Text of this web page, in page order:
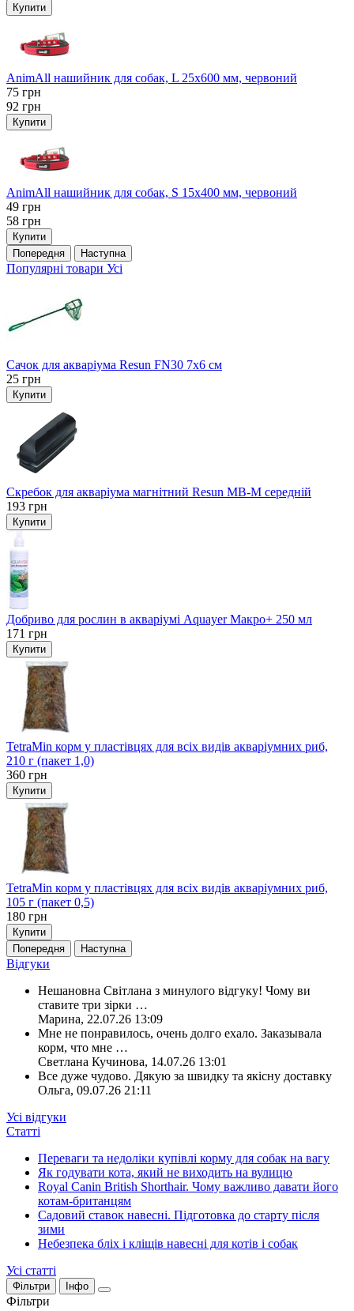
Купити
AnimAll нашийник для собак, L 25x600 мм, червоний
75 грн
92 грн
Купити
AnimAll нашийник для собак, S 15х400 мм, червоний
49 грн
58 грн
Купити
Попередня
Наступна
Популярні товари Усі
Сачок для акваріума Resun FN30 7х6 см
25 грн
Купити
Скребок для акваріума магнітний Resun MB-M середній
193 грн
Купити
Добриво для рослин в акваріумі Aquayer Макро+ 250 мл
171 грн
Купити
TetraMin корм у пластівцях для всіх видів акваріумних риб,
210 г (пакет 1,0)
360 грн
Купити
TetraMin корм у пластівцях для всіх видів акваріумних риб,
105 г (пакет 0,5)
180 грн
Купити
Попередня
Наступна
Відгуки
Нешановна Світлана з минулого відгуку! Чому ви
ставите три зірки …
Марина, 22.07.26 13:09
Мне не понравилось, очень долго ехало. Заказывала
корм, что мне …
Светлана Кучинова, 14.07.26 13:01
Все дуже чудово. Дякую за швидку та якісну доставку
Ольга, 09.07.26 21:11
Усі відгуки
Статті
Переваги та недоліки купівлі корму для собак на вагу
Як годувати кота, який не виходить на вулицю
Royal Canin British Shorthair. Чому важливо давати його
котам-британцям
Садовий ставок навесні. Підготовка до старту після
зими
Небезпека бліх і кліщів навесні для котів і собак
Усі статті
Фільтри Інфо
Фільтри